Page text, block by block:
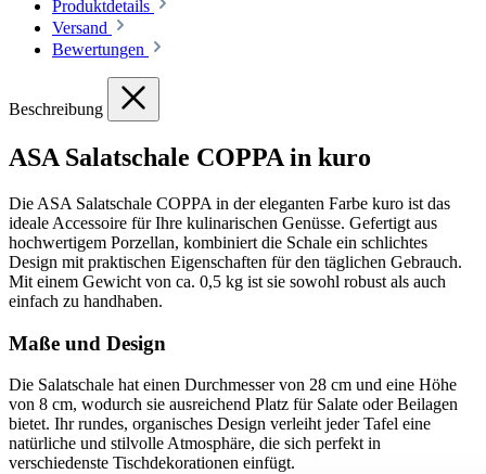
Produktdetails
Versand
Bewertungen
Beschreibung
ASA Salatschale COPPA in kuro
Die ASA Salatschale COPPA in der eleganten Farbe kuro ist das
ideale Accessoire für Ihre kulinarischen Genüsse. Gefertigt aus
hochwertigem Porzellan, kombiniert die Schale ein schlichtes
Design mit praktischen Eigenschaften für den täglichen Gebrauch.
Mit einem Gewicht von ca. 0,5 kg ist sie sowohl robust als auch
einfach zu handhaben.
Maße und Design
Die Salatschale hat einen Durchmesser von 28 cm und eine Höhe
von 8 cm, wodurch sie ausreichend Platz für Salate oder Beilagen
bietet. Ihr rundes, organisches Design verleiht jeder Tafel eine
natürliche und stilvolle Atmosphäre, die sich perfekt in
verschiedenste Tischdekorationen einfügt.